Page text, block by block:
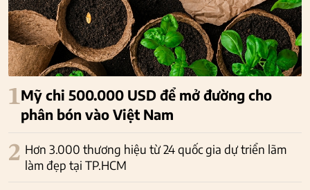
1Mỹ chi 500.000 USD để mở đường cho
phân bón vào Việt Nam
2 Hơn 3.000 thương hiệu từ 24 quốc gia dự triển lãm
làm đẹp tại TP.HCM